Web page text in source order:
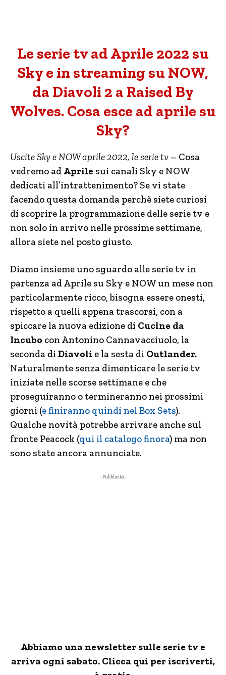
Le serie tv ad Aprile 2022 su
Sky e in streaming su NOW,
da Diavoli 2 a Raised By
Wolves. Cosa esce ad aprile su
Sky?
Uscite Sky e NOW aprile 2022, le serie tv – Cosa
vedremo ad Aprile sui canali Sky e NOW
dedicati all’intrattenimento? Se vi state
facendo questa domanda perchè siete curiosi
di scoprire la programmazione delle serie tv e
non solo in arrivo nelle prossime settimane,
allora siete nel posto giusto.
Diamo insieme uno sguardo alle serie tv in
partenza ad Aprile su Sky e NOW un mese non
particolarmente ricco, bisogna essere onesti,
rispetto a quelli appena trascorsi, con a
spiccare la nuova edizione di Cucine da
Incubo con Antonino Cannavacciuolo, la
seconda di Diavoli e la sesta di Outlander.
Naturalmente senza dimenticare le serie tv
iniziate nelle scorse settimane e che
proseguiranno o termineranno nei prossimi
giorni (e finiranno quindi nel Box Sets).
Qualche novità potrebbe arrivare anche sul
fronte Peacock (qui il catalogo finora) ma non
sono state ancora annunciate.
- Pubblicità -
Abbiamo una newsletter sulle serie tv e
arriva ogni sabato. Clicca qui per iscriverti,